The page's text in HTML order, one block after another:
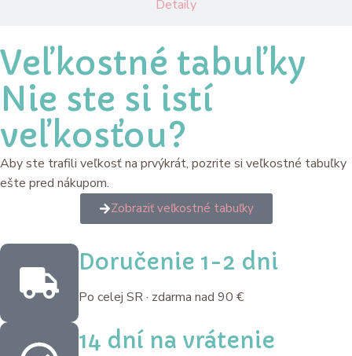
Detaily
Veľkostné tabuľky
Nie ste si istí
veľkosťou?
Aby ste trafili veľkosť na prvýkrát, pozrite si veľkostné tabuľky
ešte pred nákupom.
Zobraziť veľkostné tabuľky
Doručenie 1-2 dni
Po celej SR · zdarma nad 90 €
14 dní na vrátenie